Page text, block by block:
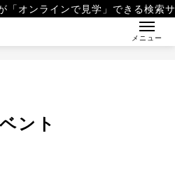
「オンラインで見学」できる検索
メニュー
ント